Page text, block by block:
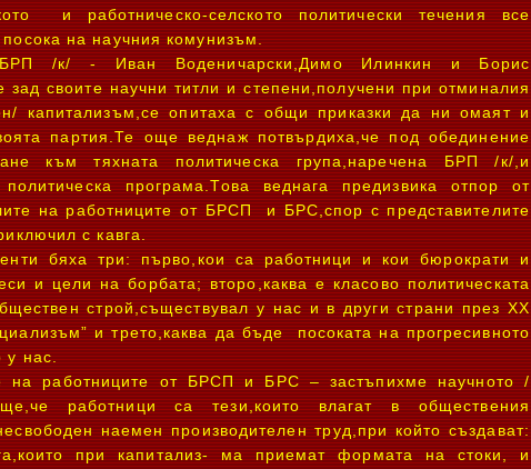
и работническо-селското политически течения все
на научния комунизъм.
БРП /к/ - Иван Воденичарски,Димо Илинкин и Борис
зад своите научни титли и степени,получени при отминалия
капитализъм,се опитаха с общи приказки да ни омаят и
партия.Те още веднаж потвърдиха,че под обединение
към тяхната политическа група,наречена БРП /к/,и
програма.Това веднага предизвика отпор от
на работниците от БРСП и БРС,спор с представителите
с кавга.
бяха три: първо,кои са работници и кои бюрократи и
и цели на борбата; второ,каква е класово политическата
строй,съществувал у нас и в други страни през ХХ
и трето,каква да бъде посоката на прогресивното
у нас.
на работниците от БРСП и БРС – застъпихме научното /
работници са тези,които влагат в обществения
наемен производителен труд,при който създават:
при капитализ- ма приемат формата на стоки, и